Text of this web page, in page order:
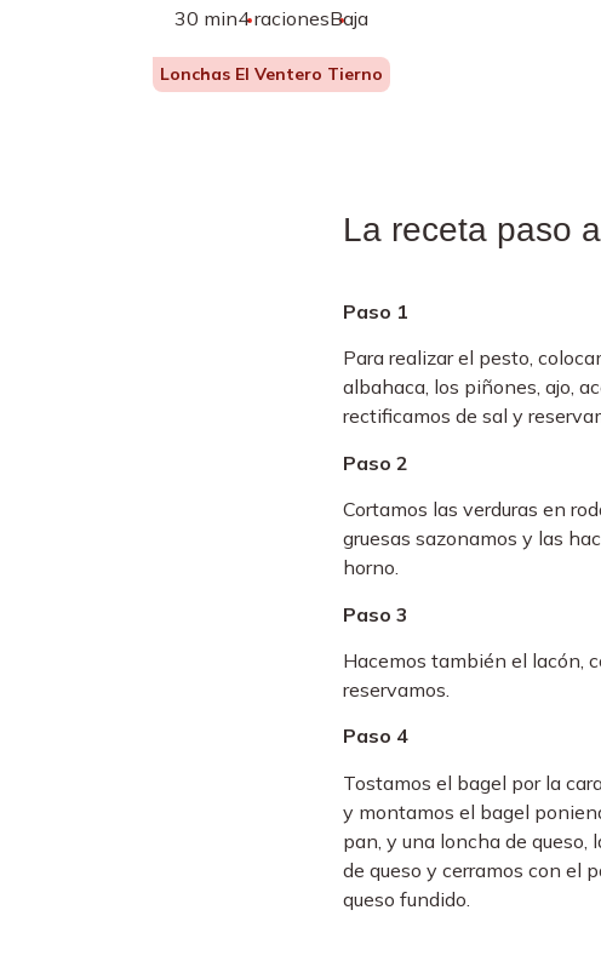
30 min4 racionesBaja
Lonchas El Ventero Tierno
La receta paso
Paso 1
Para realizar el pesto,
albahaca, los piñones, ajo,
rectificamos de sal y
Paso 2
Cortamos las verduras en
gruesas sazonamos y las
horno.
Paso 3
Hacemos también el lacón,
reservamos.
Paso 4
Tostamos el bagel por la
y montamos el bagel
pan, y una loncha de queso,
de queso y cerramos con el
queso fundido.